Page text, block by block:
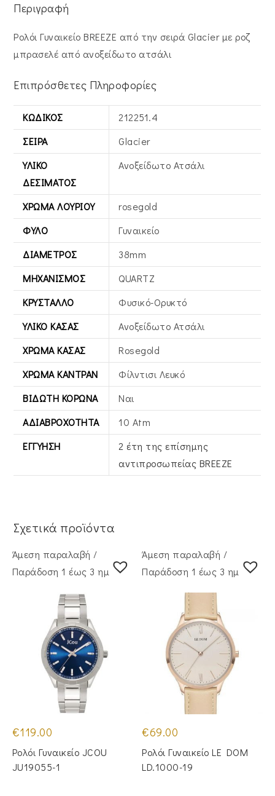
Περιγραφή
Ρολόι Γυναικείο BREEZE από την σειρά Glacier με ροζ
μπρασελέ από ανοξείδωτο ατσάλι
Επιπρόσθετες Πληροφορίες
ΚΩΔΙΚΌΣ
212251.4
ΣΕΙΡΆ
Glacier
ΥΛΙΚΌ
ΔΕΣΊΜΑΤΟΣ
Ανοξείδωτο Ατσάλι
ΧΡΏΜΑ ΛΟΥΡΙΟΎ
rosegold
ΦΎΛΟ
Γυναικείο
ΔΙΆΜΕΤΡΟΣ
38mm
ΜΗΧΑΝΙΣΜΌΣ
QUARTZ
ΚΡΎΣΤΑΛΛΟ
Φυσικό-Ορυκτό
ΥΛΙΚΌ ΚΆΣΑΣ
Ανοξείδωτο Ατσάλι
ΧΡΏΜΑ ΚΆΣΑΣ
Rosegold
ΧΡΏΜΑ ΚΑΝΤΡΆΝ
Φίλντισι Λευκό
ΒΙΔΩΤΉ ΚΟΡΏΝΑ
Ναι
ΑΔΙΑΒΡΟΧΌΤΗΤΑ
10 Atm
ΕΓΓΎΗΣΗ
2 έτη της επίσημης
αντιπροσωπείας BREEZE
Σχετικά προϊόντα
Άμεση παραλαβή /
Παράδoση 1 έως 3 ημέρες
€119.00
Ρολόι Γυναικείο JCOU
JU19055-1
Άμεση παραλαβή /
Παράδoση 1 έως 3 ημέρες
€69.00
Ρολόι Γυναικείο LE DOM
LD.1000-19